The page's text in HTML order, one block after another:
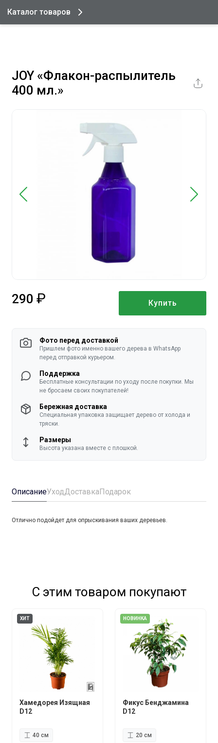
Каталог товаров
JOY «Флакон-распылитель
400 мл.»
290 Купить
Фото перед доставкой
Пришлем фото именно вашего дерева в WhatsApp
перед отправкой курьером.
Поддержка
Бесплатные консультации по уходу после покупки. Мы
не бросаем своих покупателей!
Бережная доставка
Специальная упаковка защищает дерево от холода и
тряски.
Размеры
Высота указана вместе с плошкой.
ОписаниеУходДоставкаПодарок
Отлично подойдет для опрыскивания ваших деревьев.
С этим товаром покупают
ХИТ
Хамедорея Изящная
D12
40 см
НОВИНКА
Фикус Бенджамина
D12
20 см